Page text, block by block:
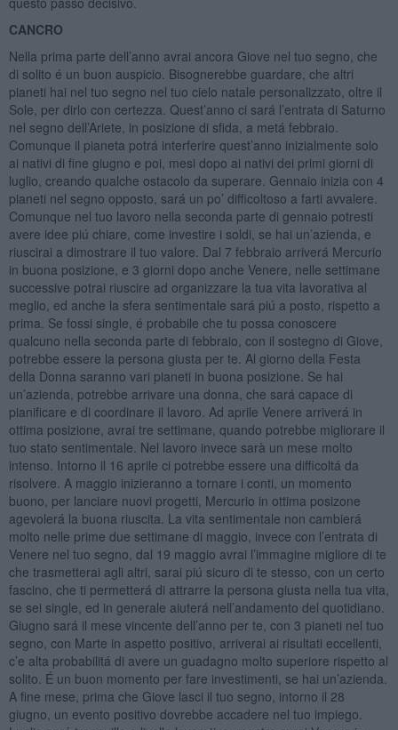
CANCRO
Nella prima parte dell’anno avrai ancora Giove nel tuo segno, che
di solito é un buon auspicio. Bisognerebbe guardare, che altri
pianeti hai nel tuo segno nel tuo cielo natale personalizzato, oltre il
Sole, per dirlo con certezza. Quest’anno ci sará l’entrata di Saturno
nel segno dell’Ariete, in posizione di sfida, a metá febbraio.
Comunque il pianeta potrá interferire quest’anno inizialmente solo
ai nativi di fine giugno e poi, mesi dopo ai nativi dei primi giorni di
luglio, creando qualche ostacolo da superare. Gennaio inizia con 4
pianeti nel segno opposto, sará un po’ difficoltoso a farti avvalere.
Comunque nel tuo lavoro nella seconda parte di gennaio potresti
avere idee piú chiare, come investire i soldi, se hai un’azienda, e
riuscirai a dimostrare il tuo valore. Dal 7 febbraio arriverá Mercurio
in buona posizione, e 3 giorni dopo anche Venere, nelle settimane
successive potrai riuscire ad organizzare la tua vita lavorativa al
meglio, ed anche la sfera sentimentale sará piú a posto, rispetto a
prima. Se fossi single, é probabile che tu possa conoscere
qualcuno nella seconda parte di febbraio, con il sostegno di Giove,
potrebbe essere la persona giusta per te. Al giorno della Festa
della Donna saranno vari pianeti in buona posizione. Se hai
un’azienda, potrebbe arrivare una donna, che sará capace di
pianificare e di coordinare il lavoro. Ad aprile Venere arriverá in
ottima posizione, avrai tre settimane, quando potrebbe migliorare il
tuo stato sentimentale. Nel lavoro invece sarà un mese molto
intenso. Intorno il 16 aprile ci potrebbe essere una difficoltá da
risolvere. A maggio inizieranno a tornare i conti, un momento
buono, per lanciare nuovi progetti, Mercurio in ottima posizone
agevolerá la buona riuscita. La vita sentimentale non cambierá
molto nelle prime due settimane di maggio, invece con l’entrata di
Venere nel tuo segno, dal 19 maggio avrai l’immagine migliore di te
che trasmetterai agli altri, sarai piú sicuro di te stesso, con un certo
fascino, che ti permetterá di attrarre la persona giusta nella tua vita,
se sei single, ed in generale aiuterá nell’andamento del quotidiano.
Giugno sará il mese vincente dell’anno per te, con 3 pianeti nel tuo
segno, con Marte in aspetto positivo, arriverai ai risultati eccellenti,
c’e alta probabilitá di avere un guadagno molto superiore rispetto al
solito. É un buon momento per fare investimenti, se hai un’azienda.
A fine mese, prima che Giove lasci il tuo segno, intorno il 28
giugno, un evento positivo dovrebbe accadere nel tuo impiego.